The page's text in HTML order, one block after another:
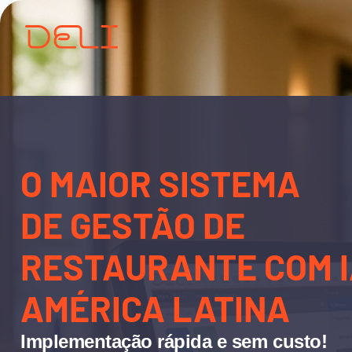
O MAIOR SISTEMA
DE GESTÃO DE
RESTAURANTE COM
AMÉRICA LATINA
Implementação rápida e sem custo!